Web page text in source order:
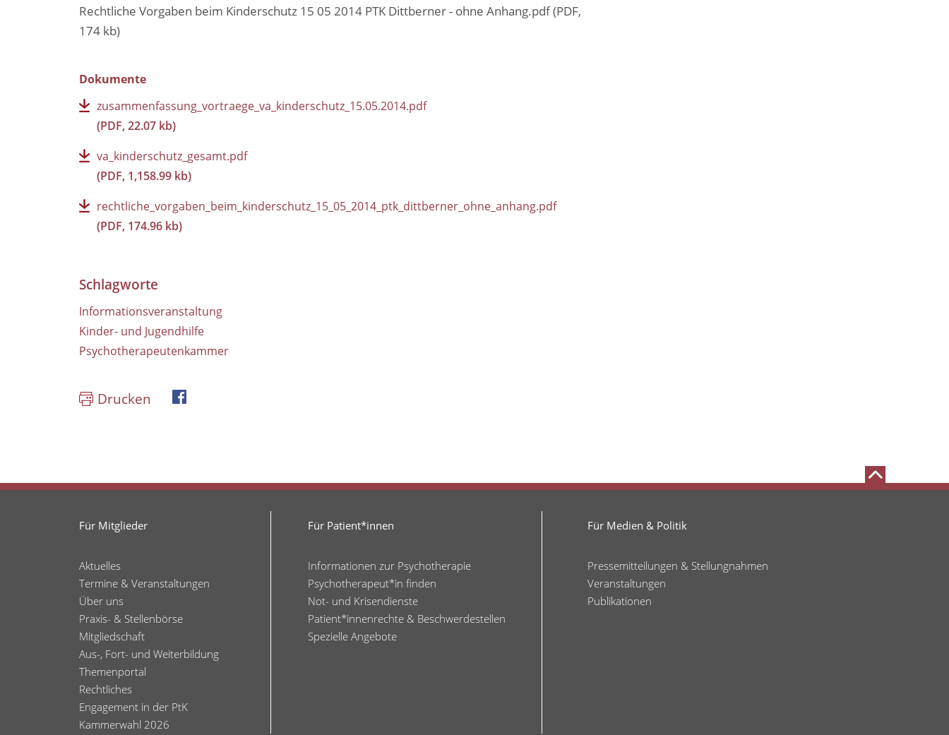
Rechtliche Vorgaben beim Kinderschutz 15 05 2014 PTK Dittberner - ohne Anhang.pdf (PDF,
174 kb)
Dokumente
zusammenfassung_vortraege_va_kinderschutz_15.05.2014.pdf
(PDF, 22.07 kb)
va_kinderschutz_gesamt.pdf
(PDF, 1,158.99 kb)
rechtliche_vorgaben_beim_kinderschutz_15_05_2014_ptk_dittberner_ohne_anhang.pdf
(PDF, 174.96 kb)
Schlagworte
Informationsveranstaltung
Kinder- und Jugendhilfe
Psychotherapeutenkammer
Drucken
Facebook
Für Mitglieder
Aktuelles
Termine & Veranstaltungen
Über uns
Praxis- & Stellenbörse
Mitgliedschaft
Aus-, Fort- und Weiterbildung
Themenportal
Rechtliches
Engagement in der PtK
Kammerwahl 2026
Für Patient*innen
Informationen zur Psychotherapie
Psychotherapeut*in finden
Not- und Krisendienste
Patient*innenrechte & Beschwerdestellen
Spezielle Angebote
Für Medien & Politik
Pressemitteilungen & Stellungnahmen
Veranstaltungen
Publikationen